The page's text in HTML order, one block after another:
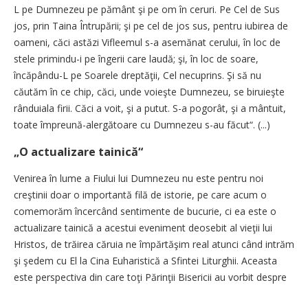
L pe Dumnezeu pe pământ şi pe om în ceruri. Pe Cel de Sus
jos, prin Taina Întrupării; şi pe cel de jos sus, pentru iubirea de
oameni, căci astăzi Vifleemul s-a asemănat cerului, în loc de
stele primindu-i pe îngerii care laudă; şi, în loc de soare,
încăpându-L pe Soarele dreptăţii, Cel necuprins. Şi să nu
căutăm în ce chip, căci, unde voieşte Dumnezeu, se biruieşte
rânduiala firii. Căci a voit, şi a putut. S-a pogorât, şi a mântuit,
toate împreună-alergătoare cu Dumnezeu s-au făcut“. (...)
„O actualizare tainică“
Venirea în lume a Fiului lui Dumnezeu nu este pentru noi
creştinii doar o importantă filă de istorie, pe care acum o
comemorăm încercând sentimente de bucurie, ci ea este o
actualizare tainică a acestui eveniment deosebit al vieţii lui
Hristos, de trăirea căruia ne împărtăşim real atunci când intrăm
şi şedem cu El la Cina Euharistică a Sfintei Liturghii. Aceasta
este perspectiva din care toţi Părinţii Bisericii au vorbit despre